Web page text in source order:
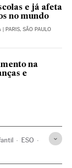
e já afeta
no mundo
| PARIS, SÃO PAULO
na
e
ESO